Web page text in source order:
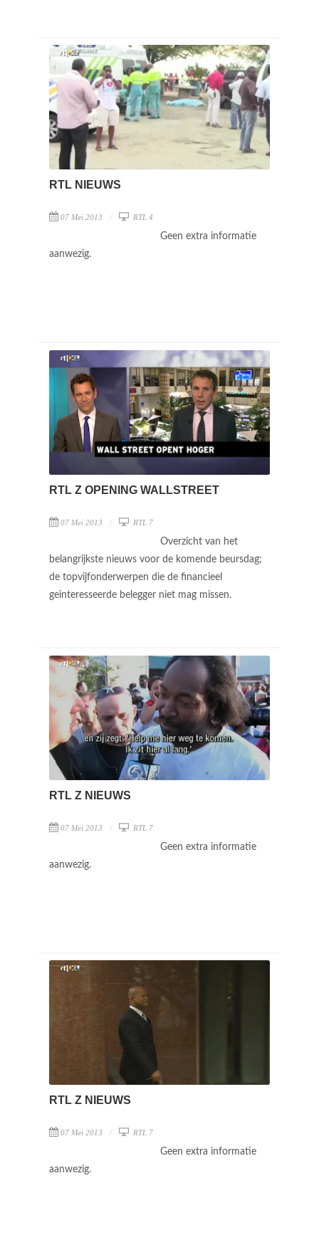
RTL NIEUWS
07 Mei 2013 RTL 4
Geen extra informatie
aanwezig.
RTL Z OPENING WALLSTREET
07 Mei 2013 RTL 7
Overzicht van het
belangrijkste nieuws voor de komende beursdag;
de topvijfonderwerpen die de financieel
geinteresseerde belegger niet mag missen.
RTL Z NIEUWS
07 Mei 2013 RTL 7
Geen extra informatie
aanwezig.
RTL Z NIEUWS
07 Mei 2013 RTL 7
Geen extra informatie
aanwezig.